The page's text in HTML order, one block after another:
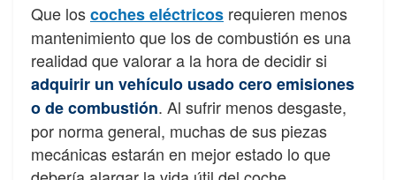
Que loscoches eléctricos requieren menos
mantenimiento que los de combustión es una
realidad que valorar a la hora de decidir si
adquirir un vehículo usado cero emisiones
o de combustión. Al sufrir menos desgaste,
por norma general, muchas de sus piezas
mecánicas estarán en mejor estado lo que